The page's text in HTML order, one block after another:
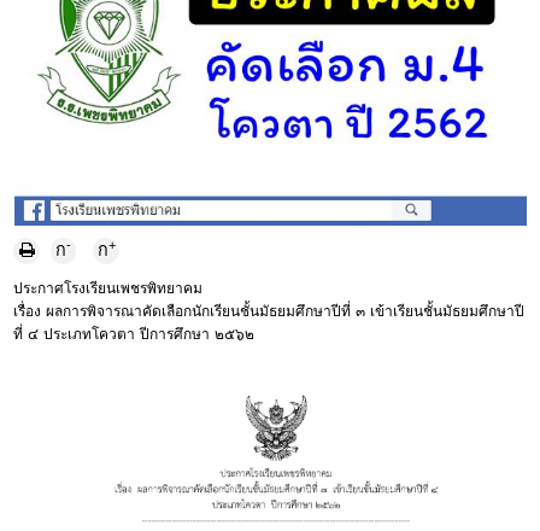
ก- ก+
ประกาศโรงเรียนเพชรพิทยาคม
เรื่อง ผลการพิจารณาคัดเลือกนักเรียนชั้นมัธยมศึกษาปีที่ ๓ เข้าเรียนชั้นมัธยมศึกษาปี
ที่ ๔ ประเภทโควตา ปีการศึกษา ๒๕๖๒